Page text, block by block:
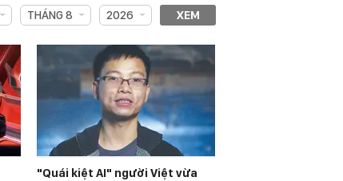
THÁNG 8 2026 XEM
"Quái kiệt AI" người Việt vừa